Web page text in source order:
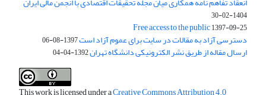
1404-02-30
Free access to the public1397-09-25
دسترسی آزاد به مقالات در سایت برای عموم آزاد است1397-08-06
ارسال مقاله از طریق نشر الکترونیکی دانشگاه تهران1392-04-04